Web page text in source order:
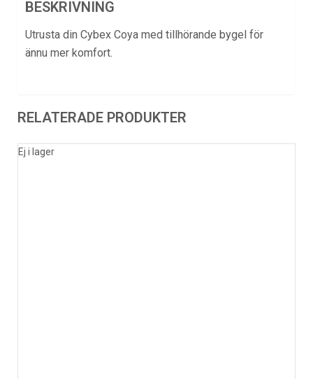
BESKRIVNING
Utrusta din Cybex Coya med tillhörande bygel för
ännu mer komfort.
RELATERADE PRODUKTER
Ej i lager